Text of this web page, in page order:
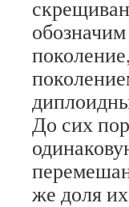
До сих
же доля